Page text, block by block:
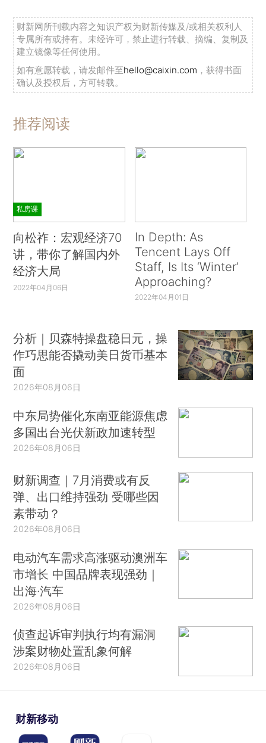
财新网所刊载内容之知识产权为财新传媒及/或相关权利人
专属所有或持有。未经许可，禁止进行转载、摘编、复制及
建立镜像等任何使用。
如有意愿转载，请发邮件至hello@caixin.com ，获得书面
确认及授权后，方可转载。
推荐阅读
私房课
向松祚：宏观经济70
讲，带你了解国内外
经济大局
2022年04月06日
In Depth: As
Tencent Lays Off
Staff, Is Its ‘Winter’
Approaching?
2022年04月01日
分析｜贝森特操盘稳日元，操
作巧思能否撬动美日货币基本
面
2026年08月06日
中东局势催化东南亚能源焦虑
多国出台光伏新政加速转型
2026年08月06日
财新调查｜7月消费或有反
弹、出口维持强劲 受哪些因
素带动？
2026年08月06日
电动汽车需求高涨驱动澳洲车
市增长 中国品牌表现强劲｜
出海·汽车
2026年08月06日
侦查起诉审判执行均有漏洞
涉案财物处置乱象何解
2026年08月06日
财新移动